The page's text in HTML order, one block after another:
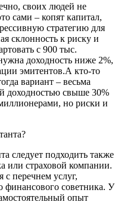
своих людей не
сами – копят капитал,
стратегию для
склонность к риску и
с 900 тыс.
доходность ниже 2%,
эмитентов.А кто-то
вариант – весьма
доходностью свыше 30%
но риски и
следует подходить также
или страховой компании.
с перечнем услуг,
финансового советника. У
опыт